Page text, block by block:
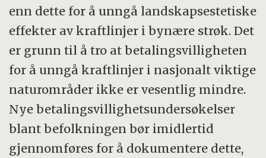
enn dette for å unngå landskapsestetiske
effekter av kraftlinjer i bynære strøk. Det
er grunn til å tro at betalingsvilligheten
for å unngå kraftlinjer i nasjonalt viktige
naturområder ikke er vesentlig mindre.
Nye betalingsvillighetsundersøkelser
blant befolkningen bør imidlertid
gjennomføres for å dokumentere dette,